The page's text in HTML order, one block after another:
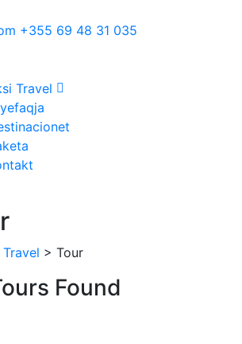
+355 69 48 31 035
> Tour
Found